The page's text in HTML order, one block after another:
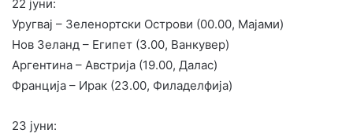
22 јуни:
Уругвај – Зеленортски Острови (00.00, Мајами)
Нов Зеланд – Египет (3.00, Ванкувер)
Аргентина – Австрија (19.00, Далас)
Франција – Ирак (23.00, Филаделфија)
23 јуни: